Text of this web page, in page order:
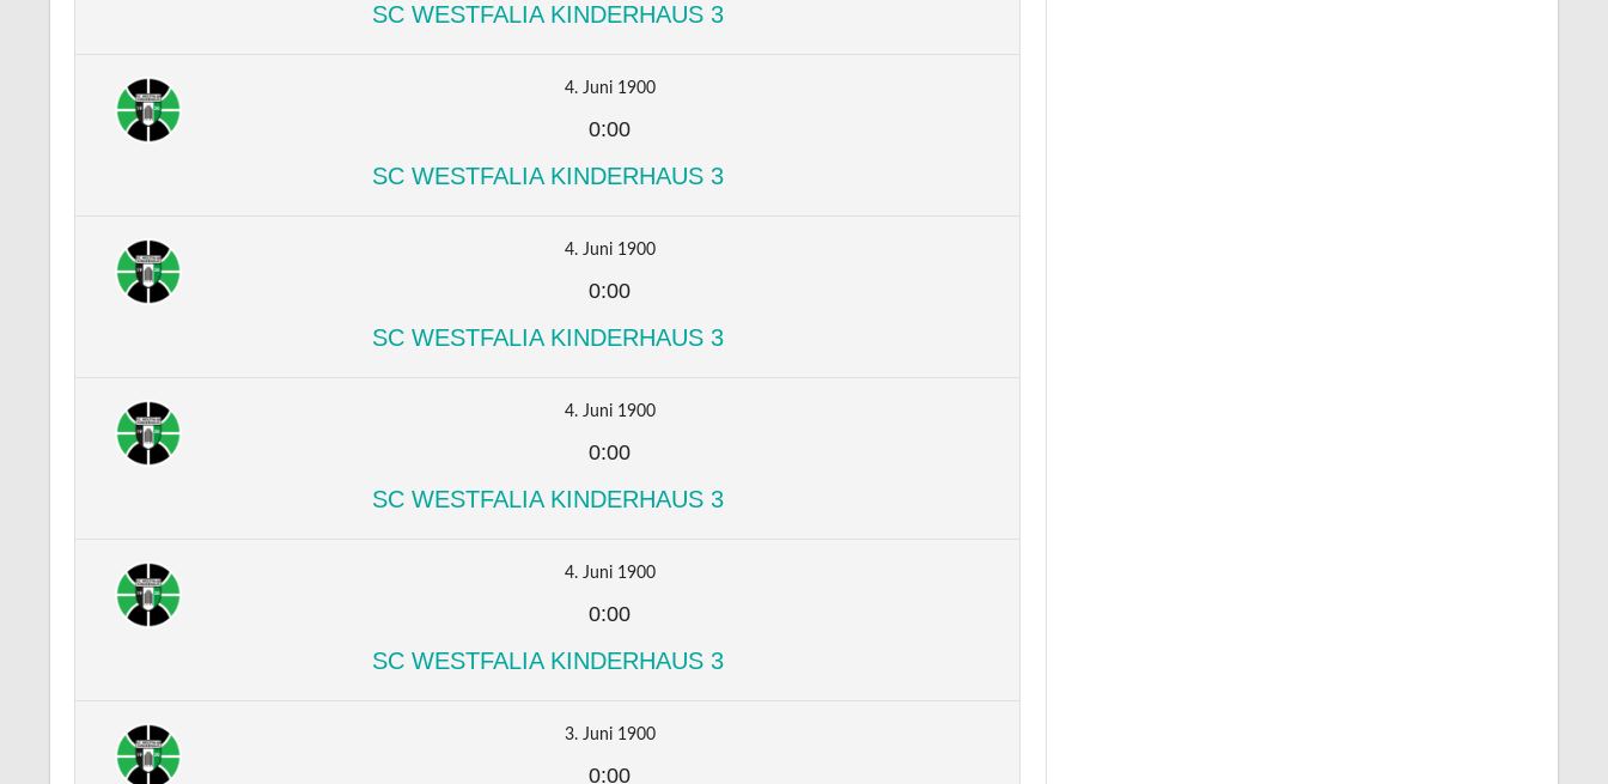
SC WESTFALIA KINDERHAUS 3
4. Juni 1900
0:00
SC WESTFALIA KINDERHAUS 3
4. Juni 1900
0:00
SC WESTFALIA KINDERHAUS 3
4. Juni 1900
0:00
SC WESTFALIA KINDERHAUS 3
4. Juni 1900
0:00
SC WESTFALIA KINDERHAUS 3
3. Juni 1900
0:00